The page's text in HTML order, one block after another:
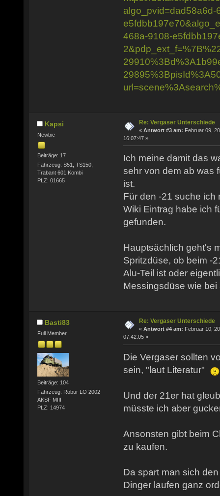
algo_pvid=dad58a6d-
468a-9108-
Kapsi
Newbie
Beiträge: 17
Fahrzeug: S51, TS150,
Trabant 601 Kombi
PLZ: 01665
Re: Vergaser Unterschiede
« Antwort #3 am: Februar 09,
16:07:47 »
Ich meine damit das
sehr von dem ab was
ist.
Für den -21 suche ich
Wiki Eintrag habe ich
gefunden.
Hauptsächlich geht's
Spritzdüse, ob beim -
Alu-Teil ist oder
Messingsdüse wie
Basti83
Full Member
Beiträge: 104
Fahrzeug: Robur LO 2002
AKSF MIII
PLZ: 14974
Re: Vergaser Unterschiede
« Antwort #4 am: Februar 10,
07:42:05 »
Die Vergaser sollten
sein, "laut Literatur"
Und der 21er hat
müsste ich aber
Ansonsten gibt beim
zu kaufen.
Da spart man sich
Dinger laufen ganz